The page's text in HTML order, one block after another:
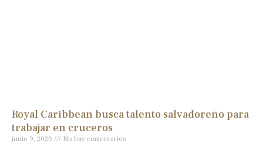
Royal Caribbean busca talento salvadoreño para
trabajar en cruceros
junio 9, 2026 No hay comentarios